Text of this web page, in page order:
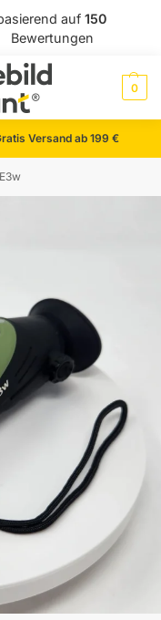
auf150
Bewertungen
0
Versand ab 199 €